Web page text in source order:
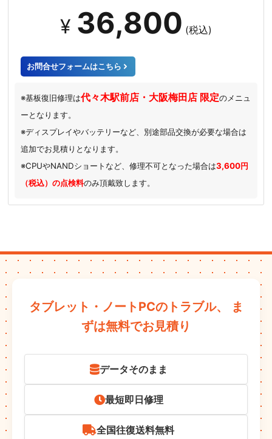
¥ 36,800 (税込)
お問合せフォームはこちら
※基板復旧修理は代々木駅前店・大阪梅田店 限定のメニュ
ーとなります。
※ディスプレイやバッテリーなど、別途部品交換が必要な場合は
追加でお見積りとなります。
※CPUやNANDショートなど、修理不可となった場合は3,600円
（税込）の点検料のみ頂戴致します。
タブレット・ノートPCのトラブル、
ま
ずは無料でお見積り
データそのまま
最短即日修理
全国往復送料無料